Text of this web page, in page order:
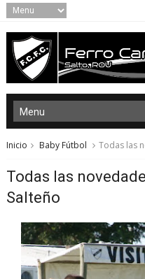
Inicio Baby Fútbol Todas las
Todas las
Salteño